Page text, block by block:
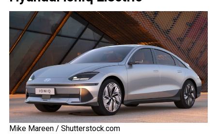
Mike Mareen / Shutterstock.com